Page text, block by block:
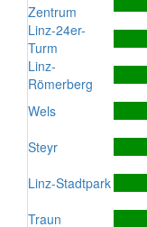
Zentrum
Linz-24er-
Turm
Linz-
Römerberg
Wels
Steyr
Linz-Stadtpark
Traun